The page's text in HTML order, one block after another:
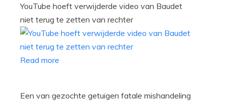
YouTube hoeft verwijderde video van Baudet
niet terug te zetten van rechter
Read more
Een van gezochte getuigen fatale mishandeling